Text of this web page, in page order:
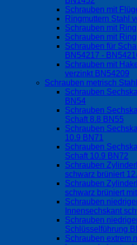
Schrauben mit
Ringmuttern Stahl
Schrauben mit
Schrauben mit Ring
Schrauben für
BN54217 -
Schrauben mit
verzinkt BN54209
Schrauben metrisch
Schrauben
BN54
Schrauben
Schaft 8.8 BN55
Schrauben
10.9 BN71
Schrauben
Schaft 10.9 BN72
Schrauben
schwarz brüniert
Schrauben
schwarz brüniert
Schrauben
Innensechskant
Schrauben
Schlüsselführung
Schrauben extrem